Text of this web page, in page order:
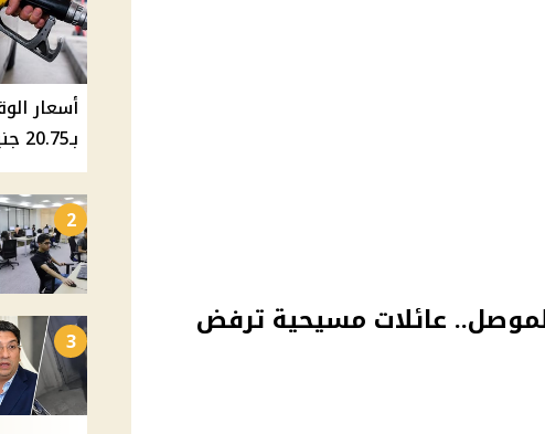
عائلات مسيحية ترفض
بـ20.75 جنيه والسولار بـ20.50 جنيه
2
3